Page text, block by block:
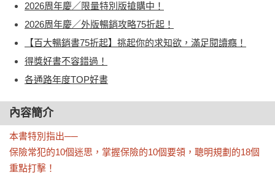
2026周年慶／限量特別版搶購中！
2026周年慶／外版暢銷攻略75折起！
【百大暢銷書75折起】挑起你的求知欲，滿足閱讀癮！
得獎好書不容錯過！
各通路年度TOP好書
內容簡介
本書特別指出──
保險常犯的10個迷思，掌握保險的10個要領，聰明規劃的18個
重點打擊！